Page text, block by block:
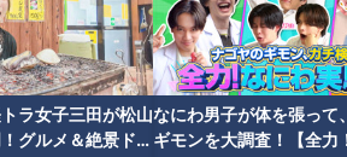
トラ女子三田が松山
グルメ＆絶景ドラ
なにわ男子が体を張って
ギモンを大調査！【全力
、“ユー
行者よ
４５種類のブレンド泡盛もその
日を待つ！沖縄・首里城“復興の
道”は今